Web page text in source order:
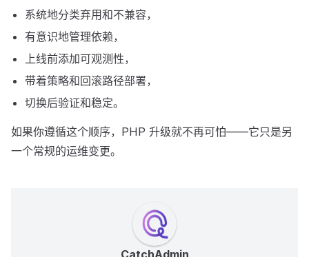
系统地分类弃用和不兼容，
有意识地管理依赖，
上线前添加可观测性，
带着策略和回滚路径部署，
切换后验证和稳定。
如果你遵循这个顺序，PHP 升级就不再可怕——它只是另
一个常规的运维变更。
CatchAdmin